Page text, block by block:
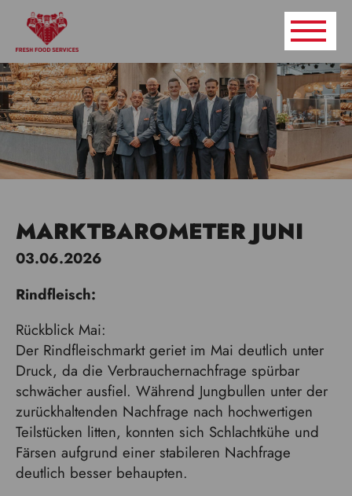
MARKTBAROMETER JUNI
03.06.2026
Rindfleisch:
Rückblick Mai:
Der Rindfleischmarkt geriet im Mai deutlich unter
Druck, da die Verbrauchernachfrage spürbar
schwächer ausfiel. Während Jungbullen unter der
zurückhaltenden Nachfrage nach hochwertigen
Teilstücken litten, konnten sich Schlachtkühe und
Färsen aufgrund einer stabileren Nachfrage
deutlich besser behaupten.